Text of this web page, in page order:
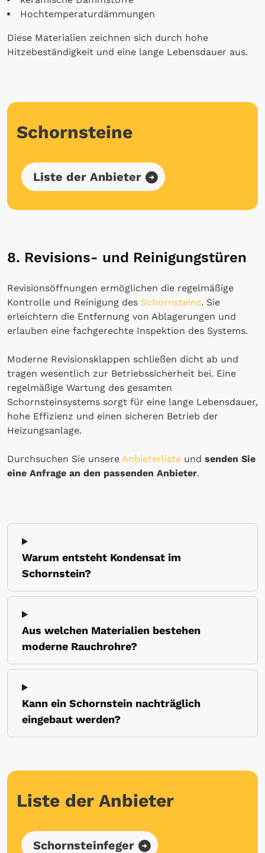
Hochtemperaturdämmungen
Diese Materialien zeichnen sich durch hohe
Hitzebeständigkeit und eine lange Lebensdauer aus.
Schornsteine
Liste der Anbieter
8. Revisions- und Reinigungstüren
Revisionsöffnungen ermöglichen die regelmäßige
Kontrolle und Reinigung des Schornsteins. Sie
erleichtern die Entfernung von Ablagerungen und
erlauben eine fachgerechte Inspektion des Systems.
Moderne Revisionsklappen schließen dicht ab und
tragen wesentlich zur Betriebssicherheit bei. Eine
regelmäßige Wartung des gesamten
Schornsteinsystems sorgt für eine lange Lebensdauer,
hohe Effizienz und einen sicheren Betrieb der
Heizungsanlage.
Durchsuchen Sie unsere Anbieterliste und senden Sie
eine Anfrage an den passenden Anbieter.
Warum entsteht Kondensat im
Schornstein?
Aus welchen Materialien bestehen
moderne Rauchrohre?
Kann ein Schornstein nachträglich
eingebaut werden?
Liste der Anbieter
Schornsteinfeger